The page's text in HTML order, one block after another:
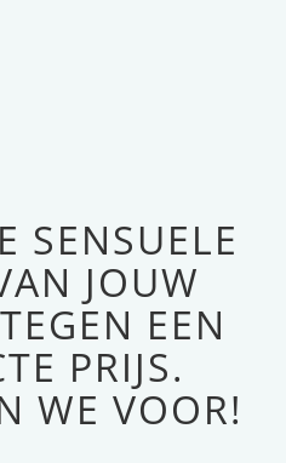
SENSUELE
JOUW
EEN
PRIJS.
WE VOOR!